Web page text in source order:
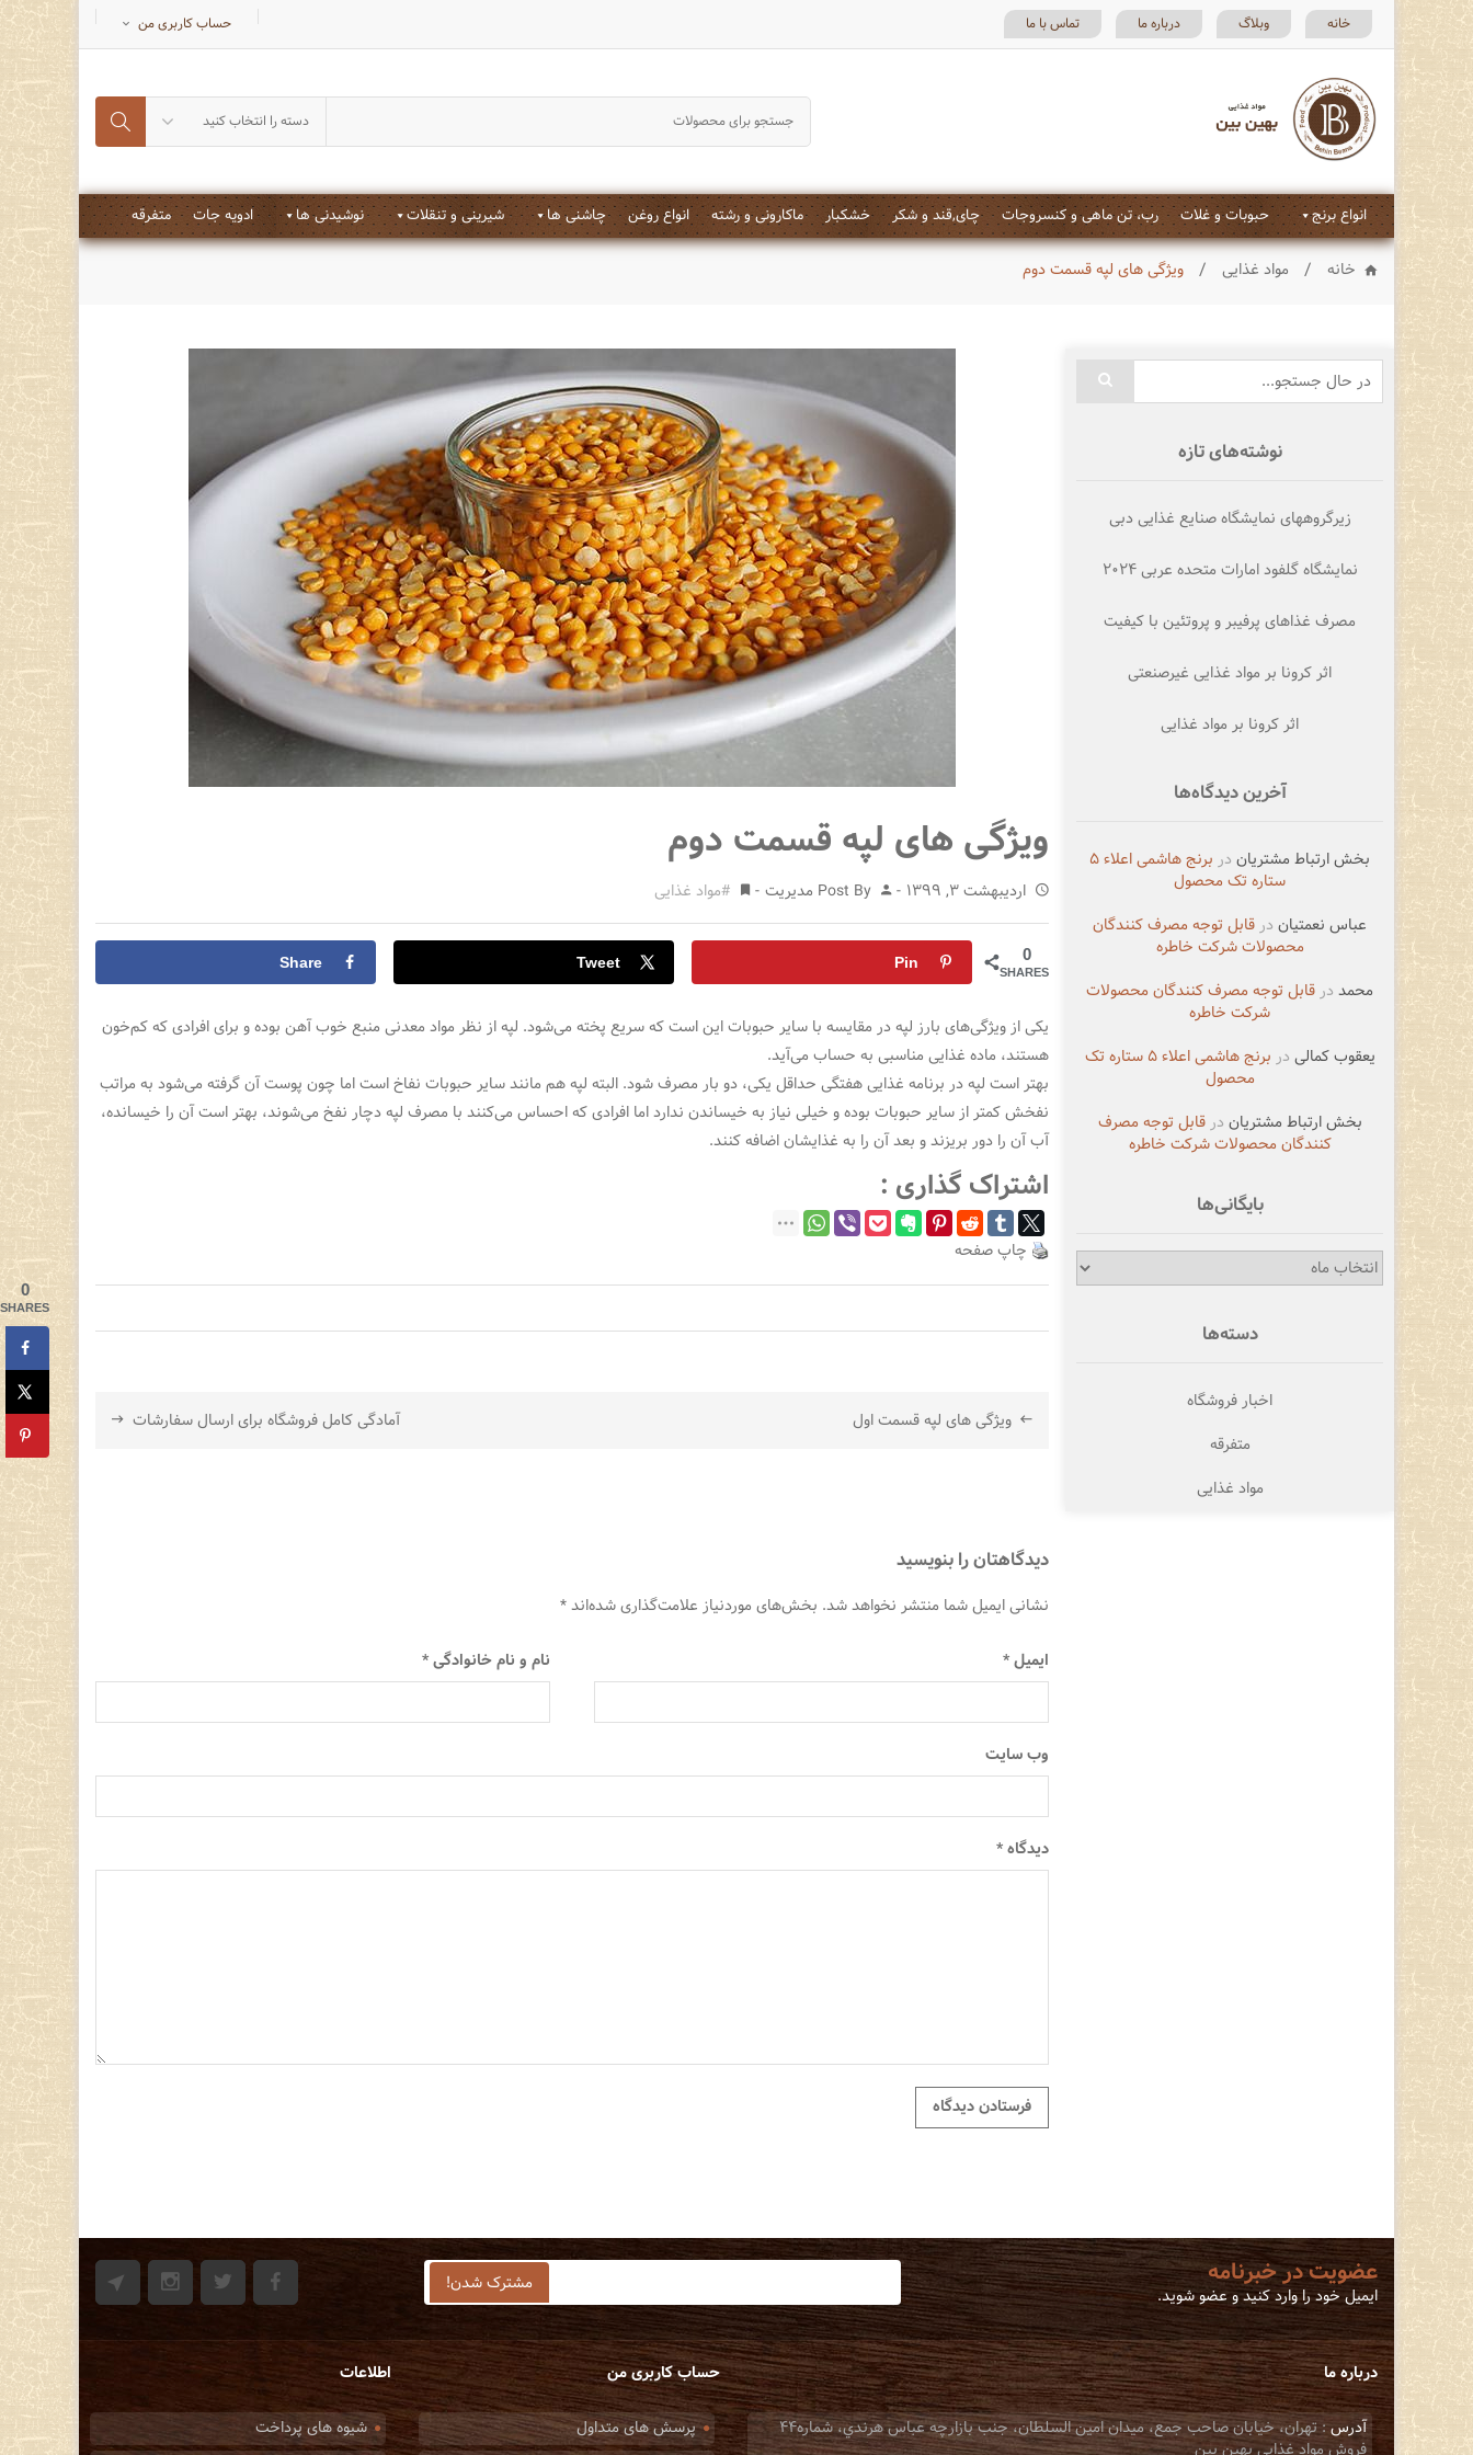
خانه وبلاگ درباره ما تماس با ما حساب کاربری من
دسته را انتخاب کنید جستجو کردن
انواع برنج حبوبات و غلات رب، تن ماهی و کنسروجات چای,قند و شکر خشکبار ماکارونی و رشته انواع روغن چاشنی ها شیرینی و تنقلات نوشیدنی ها ادویه جات متفرقه
خانه / مواد غذایی / ویژگی های لپه قسمت دوم
ویژگی های لپه قسمت دوم
اردیبهشت 3, 1399 مدیریت مواد غذایی
0
SHARES
Share Tweet Pin
یکی از ویژگی‌های بارز لپه در مقایسه با سایر حبوبات این است که سریع پخته می‌شود. لپه از نظر مواد معدنی منبع خوب آهن بوده و برای افرادی که کم‌خون
هستند، ماده غذایی مناسبی به حساب می‌آید.
بهتر است لپه در برنامه غذایی هفتگی حداقل یکی، دو بار مصرف شود. البته لپه هم مانند سایر حبوبات نفاخ است اما چون پوست آن گرفته می‌شود به مراتب
نفخش کمتر از سایر حبوبات بوده و خیلی نیاز به خیساندن ندارد اما افرادی که احساس می‌کنند با مصرف لپه دچار نفخ می‌شوند، بهتر است آن را خیسانده،
آب آن را دور بریزند و بعد آن را به غذایشان اضافه کنند.
اشتراک گذاری :
چاپ صفحه
راهبری
نوشته
ویژگی های لپه قسمت اول آمادگی کامل فروشگاه برای ارسال سفارشات
دیدگاهتان را بنویسید
نشانی ایمیل شما منتشر نخواهد شد. بخش‌های موردنیاز علامت‌گذاری شده‌اند*
نام و نام خانوادگی* ایمیل*
وب‌ سایت
دیدگاه*
نوشته‌های تازه
زیرگروههای نمایشگاه صنایع غذایی دبی
نمایشگاه گلفود امارات متحده عربی ۲۰۲۴
مصرف غذاهای پرفیبر و پروتئین با کیفیت
اثر کرونا بر مواد غذایی غیرصنعتی
اثر کرونا بر مواد غذایی
آخرین دیدگاه‌ها
بخش ارتباط مشتریان در
برنج هاشمی اعلاء ۵
ستاره تک محصول
عباس نعمتیان درقابل توجه مصرف کنندگان
محصولات شرکت خاطره
محمد درقابل توجه مصرف کنندگان محصولات
شرکت خاطره
یعقوب کمالی در
برنج هاشمی اعلاء ۵ ستاره تک
محصول
بخش ارتباط مشتریان درقابل توجه مصرف
کنندگان محصولات شرکت خاطره
بایگانی‌ها
بایگانی‌ها
دسته‌ها
اخبار فروشگاه
متفرقه
مواد غذایی
عضویت در خبرنامه
ایمیل خود را وارد کنید و عضو شوید.
درباره ما
آدرس
: تهران، خيابان صاحب جمع، ميدان امين السلطان، جنب بازارچه عباس هرندي، شماره44
فروش مواد غذایی بهین بین
حساب کاربری من
پرسش های متداول
اطلاعات
شیوه های پرداخت
0
SHARES